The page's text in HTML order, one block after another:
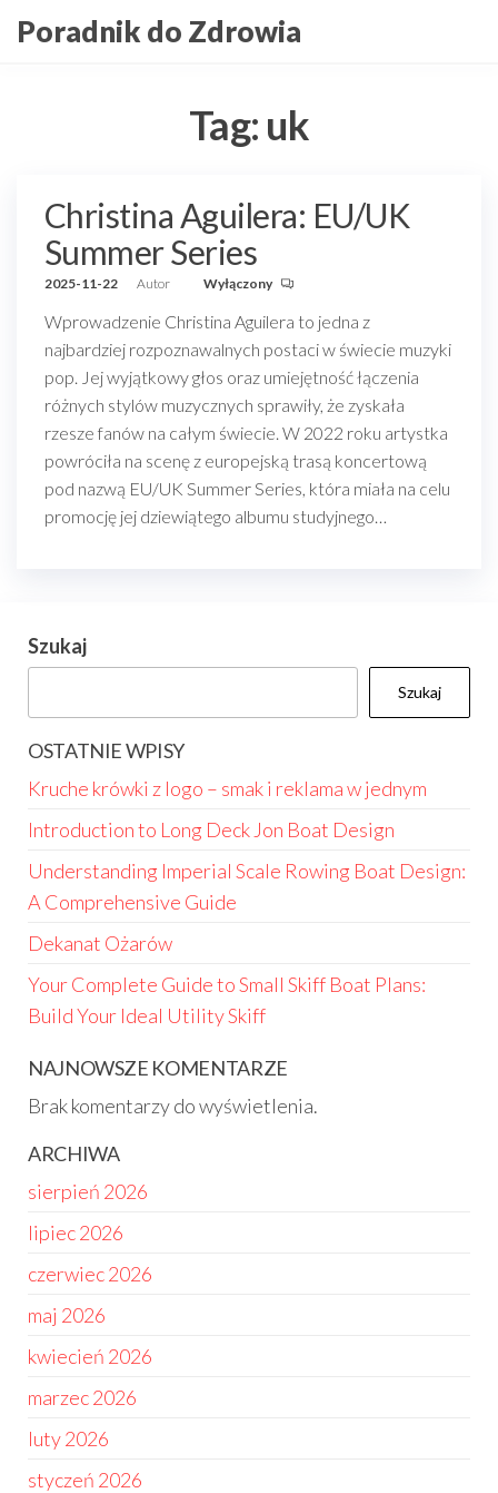
doPoradnik do Zdrowia
Tag: uk
Christina Aguilera: EU/UK
Summer Series
2025-11-22 Autor Wyłączony
Wprowadzenie Christina Aguilera to jedna z
najbardziej rozpoznawalnych postaci w świecie muzyki
pop. Jej wyjątkowy głos oraz umiejętność łączenia
różnych stylów muzycznych sprawiły, że zyskała
rzesze fanów na całym świecie. W 2022 roku artystka
powróciła na scenę z europejską trasą koncertową
pod nazwą EU/UK Summer Series, która miała na celu
promocję jej dziewiątego albumu studyjnego…
Szukaj
Szukaj
OSTATNIE WPISY
Kruche krówki z logo – smak i reklama w jednym
Introduction to Long Deck Jon Boat Design
Understanding Imperial Scale Rowing Boat Design:
A Comprehensive Guide
Dekanat Ożarów
Your Complete Guide to Small Skiff Boat Plans:
Build Your Ideal Utility Skiff
NAJNOWSZE KOMENTARZE
Brak komentarzy do wyświetlenia.
ARCHIWA
sierpień 2026
lipiec 2026
czerwiec 2026
maj 2026
kwiecień 2026
marzec 2026
luty 2026
styczeń 2026